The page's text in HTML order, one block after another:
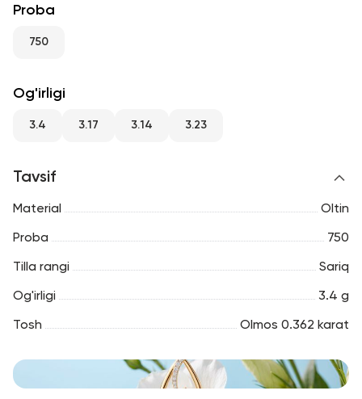
RU
Proba
750
Og'irligi
3.4 3.17 3.14 3.23
Tavsif
Material Oltin
Proba 750
Tilla rangi Sariq
Og'irligi 3.4 g
Tosh Olmos 0.362 karat